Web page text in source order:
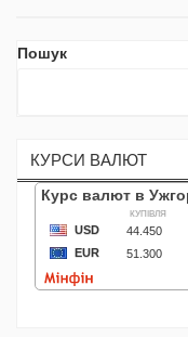
Пошук
КУРСИ ВАЛЮТ